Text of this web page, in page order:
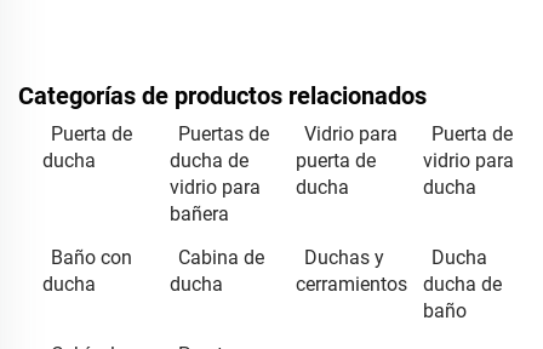
Categorías de productos relacionados
Puerta de
ducha
Puertas de
ducha de
vidrio para
bañera
Vidrio para
puerta de
ducha
Puerta de
vidrio para
ducha
Baño con
ducha
Cabina de
ducha
Duchas y
cerramientos
Ducha
ducha de
baño